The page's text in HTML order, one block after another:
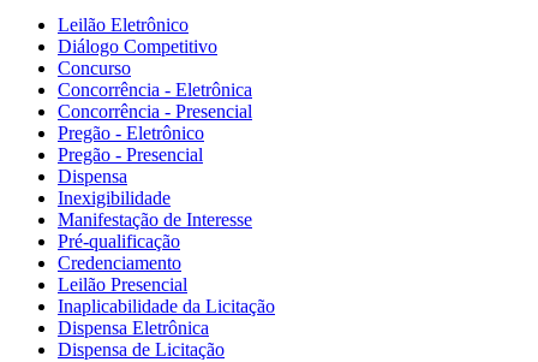
Leilão Eletrônico
Diálogo Competitivo
Concurso
Concorrência - Eletrônica
Concorrência - Presencial
Pregão - Eletrônico
Pregão - Presencial
Dispensa
Inexigibilidade
Manifestação de Interesse
Pré-qualificação
Credenciamento
Leilão Presencial
Inaplicabilidade da Licitação
Dispensa Eletrônica
Dispensa de Licitação